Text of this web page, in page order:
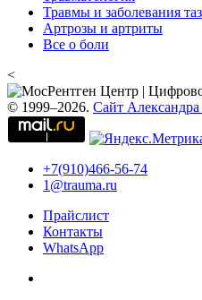
Травмы и заболевания
Артрозы и артриты
Все о боли
<
© 1999–2026. Сайт
+7(910)466-56-74
1@trauma.ru
Прайслист
Контакты
WhatsApp